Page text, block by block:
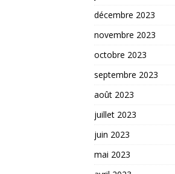
décembre 2023
novembre 2023
octobre 2023
septembre 2023
août 2023
juillet 2023
juin 2023
mai 2023